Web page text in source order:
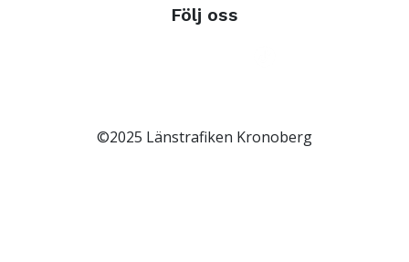
Följ oss
©2025 Länstrafiken Kronoberg